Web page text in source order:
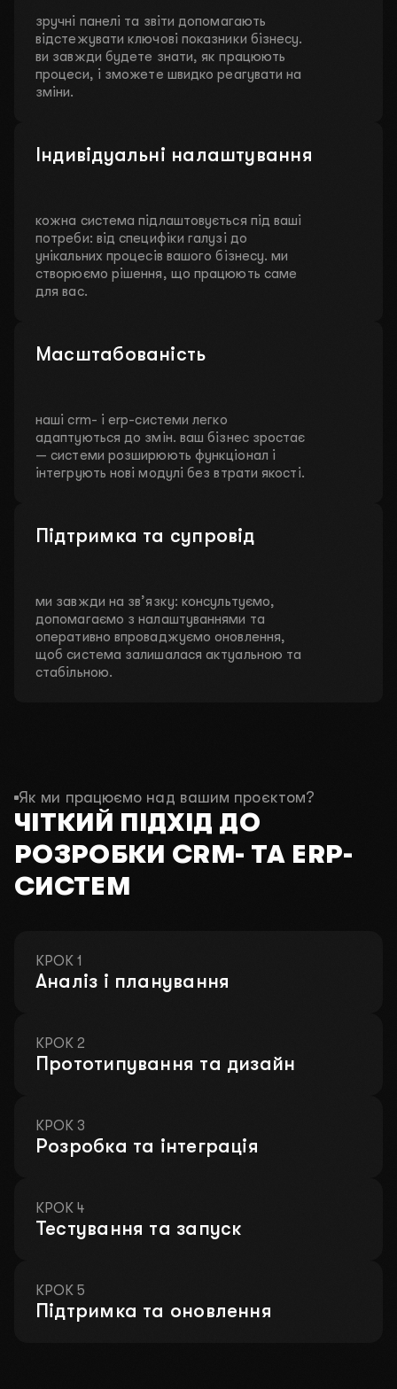
зручні панелі та звіти допомагають
відстежувати ключові показники бізнесу.
ви завжди будете знати, як працюють
процеси, і зможете швидко реагувати на
зміни.
Індивідуальні налаштування
кожна система підлаштовується під ваші
потреби: від специфіки галузі до
унікальних процесів вашого бізнесу. ми
створюємо рішення, що працюють саме
для вас.
Масштабованість
наші crm- і erp-системи легко
адаптуються до змін. ваш бізнес зростає
— системи розширюють функціонал і
інтегрують нові модулі без втрати якості.
Підтримка та супровід
ми завжди на зв’язку: консультуємо,
допомагаємо з налаштуваннями та
оперативно впроваджуємо оновлення,
щоб система залишалася актуальною та
стабільною.
Як ми працюємо над вашим проєктом?
ЧІТКИЙ ПІДХІД ДО
РОЗРОБКИ CRM- ТА ERP-
СИСТЕМ
КРОК 1
Аналіз і планування
КРОК 2
Прототипування та дизайн
КРОК 3
Розробка та інтеграція
КРОК 4
Тестування та запуск
КРОК 5
Підтримка та оновлення
ДАВАЙТЕ ОБГОВОРИМО
ВАШ ПРОЄКТ
вами. Обговоримо ідеї, запропонуємо рішення та
підготуємо індивідуальну пропозицію.
Проведемо консультацію на якій
розберемо ваші проблеми
4 з 10 місць
Як вас звати?